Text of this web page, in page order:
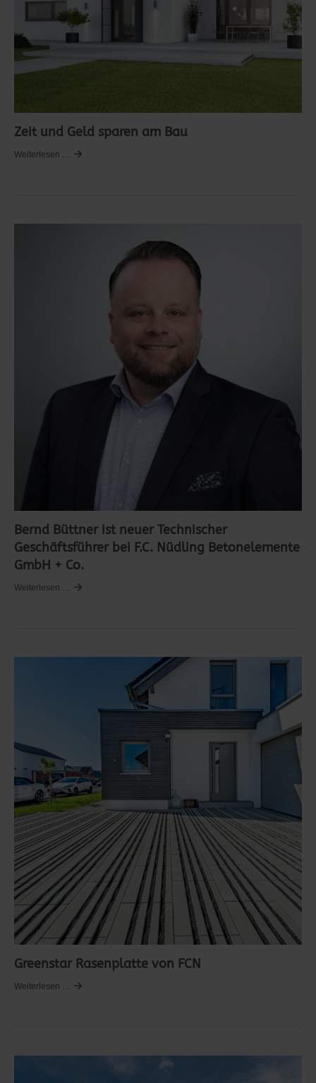
Zeit und Geld sparen am Bau
Weiterlesen …
Bernd Büttner ist neuer Technischer
Geschäftsführer bei F.C. Nüdling Betonelemente
GmbH + Co.
Weiterlesen …
Greenstar Rasenplatte von FCN
Weiterlesen …